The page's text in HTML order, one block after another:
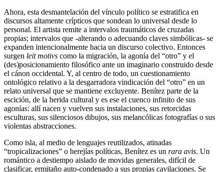
Ahora, esta desmantelación del vínculo político se estratifica en
discursos altamente crípticos que sondean lo universal desde lo
personal. El artista remite a intervalos traumáticos de cruzadas
propias; intervalos que -alterando o adecuando claves simbólicas- se
expanden intencionalmente hacia un discurso colectivo. Entonces
surgen leit motivs como la migración, la agonía del “otro” y el
(des)posicionamiento filosófico ante un imaginario construido desde
el cánon occidental. Y, al centro de todo, un cuestionamiento
ontológico relativo a la desgarradora vindicación del “otro” en un
relato universal que se mantiene excluyente. Benítez parte de la
escición, de la herida cultural y es ese el cuenco infinito de sus
agonías: allí nacen y vuelven sus instalaciones, sus retorcidas
esculturas, sus silenciosos dibujos, sus melancólicas fotografías o sus
violentas abstracciones.
Como isla, al medio de lenguajes reutilizados, atinadas
“tropicalizaciones” o herejías políticas, Benítez es un rara avis. Un
romántico a destiempo aislado de movidas generales, difícil de
clasificar, ermitaño auto-condenado a sus propias cavilaciones. Se